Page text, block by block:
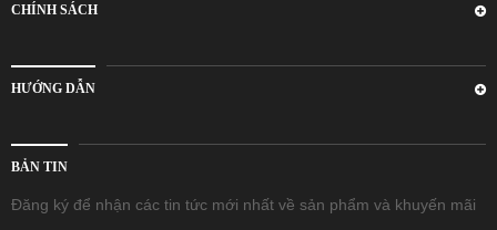
CHÍNH SÁCH
HƯỚNG DẪN
BẢN TIN
Đăng ký để nhận các tin tức mới nhất về sản phẩm và khuyến mãi